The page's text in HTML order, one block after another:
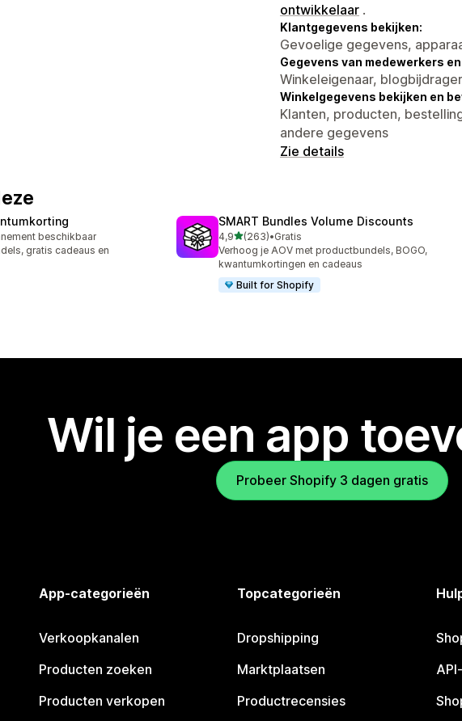
ontwikkelaar .
Klantgegevens bekijken:
Gevoelige gegevens,
Gegevens van medewerkers
Winkeleigenaar,
Winkelgegevens bekijken en
Klanten, producten,
andere gegevens
Zie details
beschikbaar
gratis cadeaus en
SMART Bundles Volume Discounts
4,9van 5 sterren
(263)
263 recensies in totaal
•Gratis
Verhoog je AOV met productbundels, BOGO,
kwantumkortingen en cadeaus
Built for Shopify
Wil je een app
Probeer Shopify 3 dagen gratis
App-categorieën
Verkoopkanalen
Producten zoeken
Producten verkopen
Topcategorieën
Dropshipping
Marktplaatsen
Productrecensies